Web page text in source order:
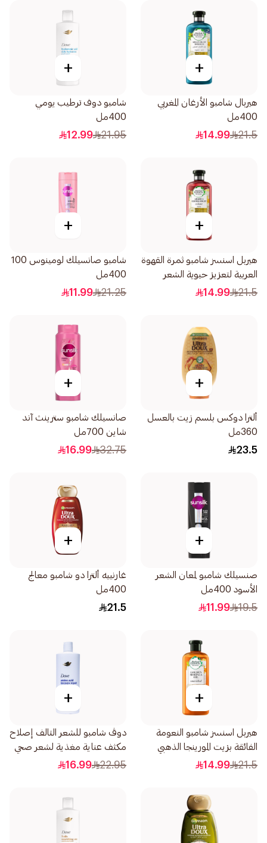
+
هيربال شامبو الأرغان المغربي
400مل
21.5
14.99
+
شامبو دوف ترطيب يومي
400مل
21.95
12.99
+
هيربل اسنسز شامبو ثمرة القهوة
العربية لتعزيز حيوية الشعر
400مل
21.5
14.99
+
شامبو صانسيلك لومينوس 100
400مل
21.25
11.99
+
ألترا دوكس بلسم زيت بالعسل
360مل
23.5
+
صانسيلك شامبو سترينث آند
شاين 700مل
32.75
16.99
+
صنسيلك شامبو لمعان الشعر
الأسود 400مل
19.5
11.99
+
غارنييه ألترا دو شامبو معالج
400مل
21.5
+
هيربل اسنسز شامبو النعومة
الفائقة بزيت المورينجا الذهبي
400مل
21.5
14.99
+
دوڤ شامبو للشعر التالف إصلاح
مكثف عناية مغذية لشعر صحي
22.95
16.99